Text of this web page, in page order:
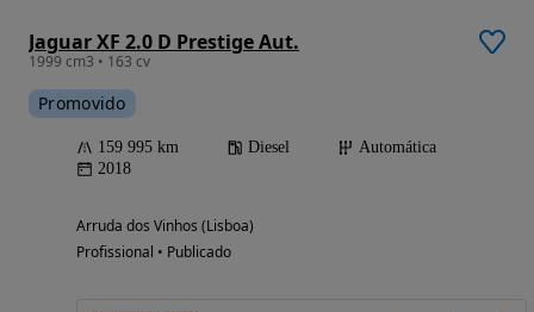
Jaguar XF 2.0 D Prestige Aut.
1999 cm3 • 163 cv
Promovido
159 995 km Diesel
Automática
2018
Arruda dos Vinhos (Lisboa)
Profissional • Publicado